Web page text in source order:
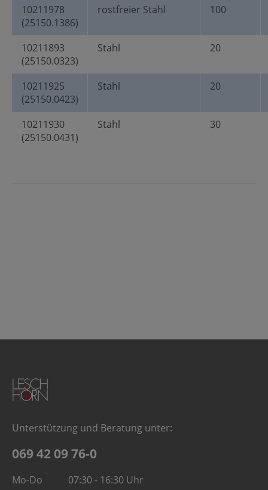
10211978
(25150.1386)
rostfreier Stahl 100
10211893
(25150.0323)
Stahl 20
10211925
(25150.0423)
Stahl 20
10211930
(25150.0431)
Stahl 30
Unterstützung und Beratung unter:
069 42 09 76-0
Mo-Do
07:30 - 16:30 Uhr